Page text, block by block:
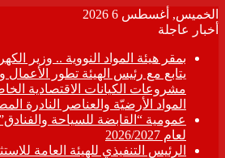
الخميس, أغسطس 6 2026
أخبار عاجلة
بمقر هيئة المواد النووية .. وزير
يتابع مع رئيس الهيئة تطور
مشروعات الكيانات الاقتصادية
المواد الأرضيّة والعناصر النادرة
عمومية “القابضة للسياحة والفنادق”
لعام 2026/2027
الرئيس التنفيذي للهيئة العامة